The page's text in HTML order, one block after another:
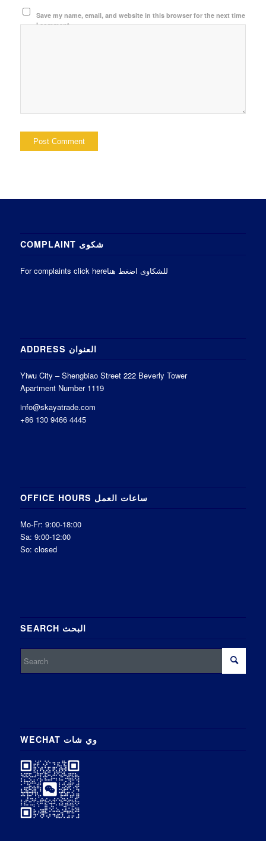
Save my name, email, and website in this browser for the next time
I comment.
COMPLAINT شكوى
For complaints click hereللشكاوى اضغط هنا
ADDRESS العنوان
Yiwu City – Shengbiao Street 222 Beverly Tower
Apartment Number 1119
info@skayatrade.com
+86 130 9466 4445
OFFICE HOURS ساعات العمل
Mo-Fr: 9:00-18:00
Sa: 9:00-12:00
So: closed
SEARCH البحث
WECHAT وي شات